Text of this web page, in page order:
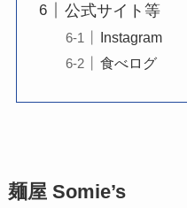
公式サイト等
Instagram
食べログ
麺屋 Somie’s